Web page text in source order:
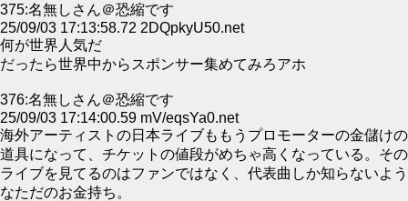
375:名無しさん＠恐縮です
25/09/03 17:13:58.72 2DQpkyU50.net
何が世界人気だ
だったら世界中からスポンサー集めてみろアホ
376:名無しさん＠恐縮です
25/09/03 17:14:00.59 mV/eqsYa0.net
海外アーティストの日本ライブももうプロモーターの金儲けの
道具になって、チケットの値段がめちゃ高くなっている。その
ライブを見てるのはファンではなく、代表曲しか知らないよう
なただのお金持ち。